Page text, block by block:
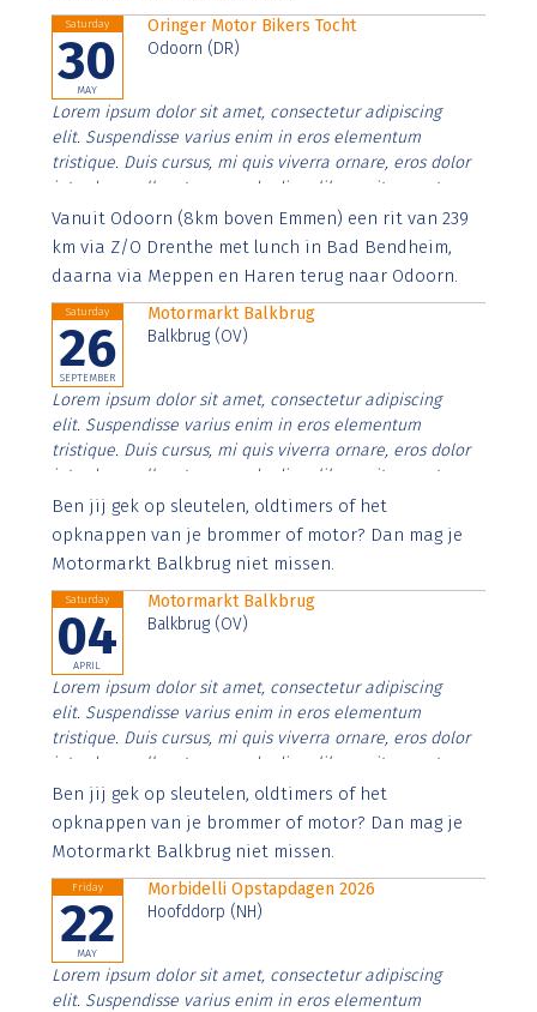
Saturday
30
MAY
Oringer Motor Bikers Tocht
Odoorn (DR)
Lorem ipsum dolor sit amet, consectetur adipiscing
elit. Suspendisse varius enim in eros elementum
tristique. Duis cursus, mi quis viverra ornare, eros dolor
interdum nulla, ut commodo diam libero vitae erat.
Aenean faucibus nibh et justo cursus id rutrum lorem
imperdiet. Nunc ut sem vitae risus tristique posuere.
Vanuit Odoorn (8km boven Emmen) een rit van 239
km via Z/O Drenthe met lunch in Bad Bendheim,
daarna via Meppen en Haren terug naar Odoorn.
Saturday
26
SEPTEMBER
Motormarkt Balkbrug
Balkbrug (OV)
Lorem ipsum dolor sit amet, consectetur adipiscing
elit. Suspendisse varius enim in eros elementum
tristique. Duis cursus, mi quis viverra ornare, eros dolor
interdum nulla, ut commodo diam libero vitae erat.
Aenean faucibus nibh et justo cursus id rutrum lorem
imperdiet. Nunc ut sem vitae risus tristique posuere.
Ben jij gek op sleutelen, oldtimers of het
opknappen van je brommer of motor? Dan mag je
Motormarkt Balkbrug niet missen.
Saturday
04
APRIL
Motormarkt Balkbrug
Balkbrug (OV)
Lorem ipsum dolor sit amet, consectetur adipiscing
elit. Suspendisse varius enim in eros elementum
tristique. Duis cursus, mi quis viverra ornare, eros dolor
interdum nulla, ut commodo diam libero vitae erat.
Aenean faucibus nibh et justo cursus id rutrum lorem
imperdiet. Nunc ut sem vitae risus tristique posuere.
Ben jij gek op sleutelen, oldtimers of het
opknappen van je brommer of motor? Dan mag je
Motormarkt Balkbrug niet missen.
Friday
22
MAY
Morbidelli Opstapdagen 2026
Hoofddorp (NH)
Lorem ipsum dolor sit amet, consectetur adipiscing
elit. Suspendisse varius enim in eros elementum